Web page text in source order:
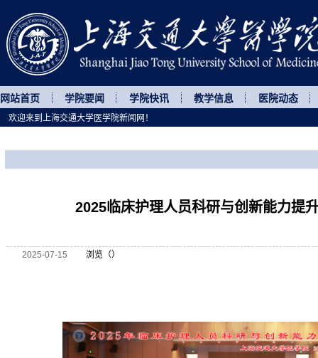
网站首页 学院要闻 学院快讯 教学信息 医院动态
2025临床护理人员科研与创新能力提
2025-07-15 浏览（）
欢迎来到上海交通大学医学院新闻网！